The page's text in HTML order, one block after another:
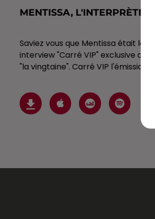
MENTISSA, L'INTERPRÈTE
Saviez vous que Mentissa était la
interview "Carré VIP" exclusive
"la vingtaine". Carré VIP